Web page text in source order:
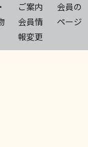
ご案内
会員情
報変更
会員の
ページ